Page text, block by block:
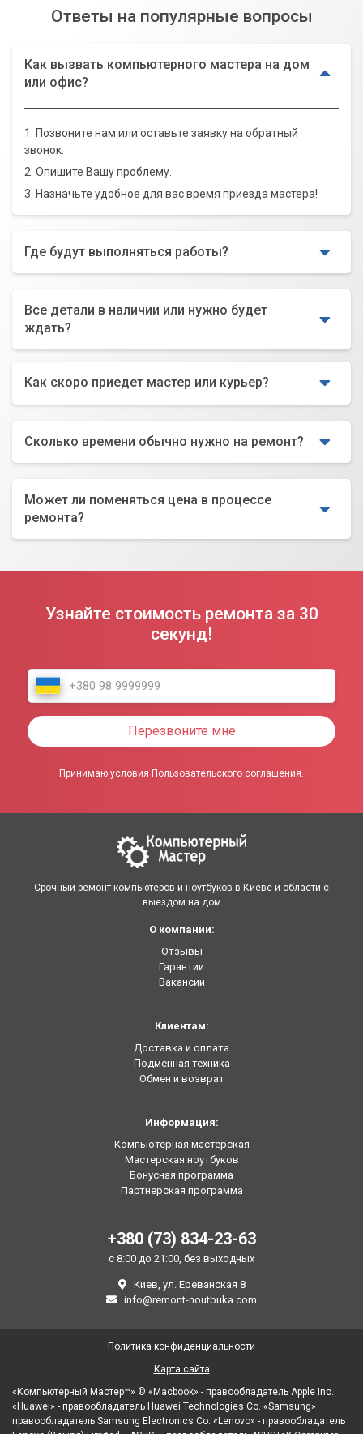
Ответы на популярные вопросы
Как вызвать компьютерного мастера на дом
или офис?
1. Позвоните нам или оставьте заявку на обратный
звонок.
2. Опишите Вашу проблему.
3. Назначьте удобное для вас время приезда мастера!
Где будут выполняться работы?
Все детали в наличии или нужно будет
ждать?
Как скоро приедет мастер или курьер?
Сколько времени обычно нужно на ремонт?
Может ли поменяться цена в процессе
ремонта?
Узнайте стоимость ремонта за 30
секунд!
Перезвоните мне
Принимаю условия Пользовательского соглашения.
Срочный ремонт компьютеров и ноутбуков в Киеве и области с
выездом на дом
О компании:
Отзывы
Гарантии
Вакансии
Клиентам:
Доставка и оплата
Подменная техника
Обмен и возврат
Информация:
Компьютерная мастерская
Мастерская ноутбуков
Бонусная программа
Партнерская программа
+380 (73) 834-23-63
с 8:00 до 21:00, без выходных
Киев, ул. Ереванская 8
info@remont-noutbuka.com
«Компьютерный Мастер™» © «Macbook» - правообладатель Apple Inc.
«Huawei» - правообладатель Huawei Technologies Co. «Samsung» –
правообладатель Samsung Electronics Co. «Lenovo» - правообладатель
Политика конфиденциальности
Карта сайта